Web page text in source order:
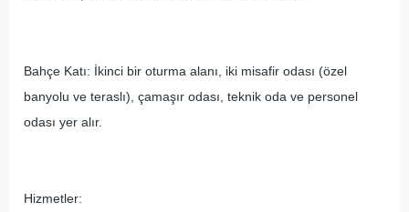
Bahçe Katı: İkinci bir oturma alanı, iki misafir odası (özel
banyolu ve teraslı), çamaşır odası, teknik oda ve personel
odası yer alır.
Hizmetler: